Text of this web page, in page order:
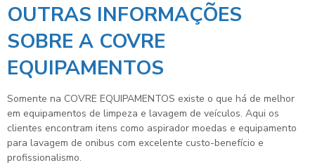
OUTRAS INFORMAÇÕES
SOBRE A COVRE
EQUIPAMENTOS
Somente na COVRE EQUIPAMENTOS existe o que há de melhor
em equipamentos de limpeza e lavagem de veículos. Aqui os
clientes encontram itens como aspirador moedas e equipamento
para lavagem de onibus com excelente custo-benefício e
profissionalismo.